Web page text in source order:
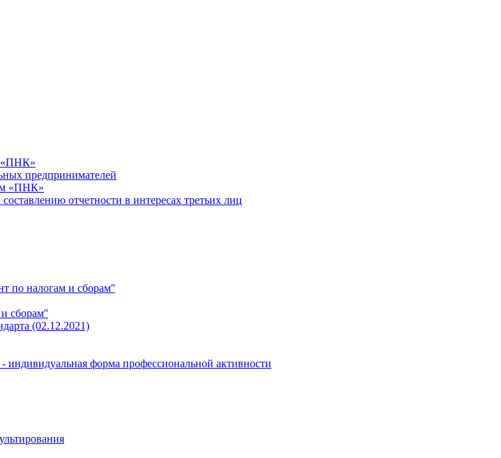
«ПНК»
предпринимателей
«ПНК»
отчетности в интересах третьих лиц
по налогам и сборам''
сборам''
(02.12.2021)
индивидуальная форма профессиональной активности